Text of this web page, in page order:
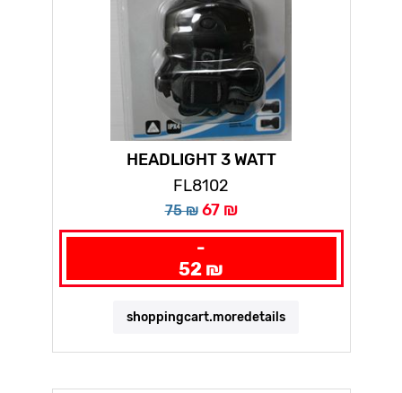
HEADLIGHT 3 WATT
FL8102
75 ₪ 67 ₪
-
52 ₪
shoppingcart.moredetails